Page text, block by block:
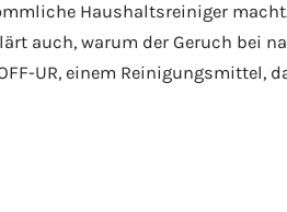
Haushaltsreiniger
auch, warum der Geruch bei
UR, einem Reinigungsmittel,